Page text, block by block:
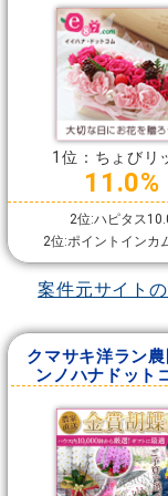
1位：ちょびリ
11.0%
2位:ハピタス
2位:ポイントインカ
案件元サイト
クマサキ洋ラン
ンノハナドット